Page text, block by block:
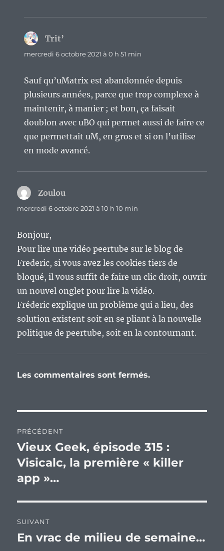
Trit’
mercredi 6 octobre 2021 à 0 h 51 min
Sauf qu’uMatrix est abandonnée depuis
plusieurs années, parce que trop complexe à
maintenir, à manier ; et bon, ça faisait
doublon avec uBO qui permet aussi de faire ce
que permettait uM, en gros et si on l’utilise
en mode avancé.
Zoulou
mercredi 6 octobre 2021 à 10 h 10 min
Bonjour,
Pour lire une vidéo peertube sur le blog de
Frederic, si vous avez les cookies tiers de
bloqué, il vous suffit de faire un clic droit, ouvrir
un nouvel onglet pour lire la vidéo.
Fréderic explique un problème qui a lieu, des
solution existent soit en se pliant à la nouvelle
politique de peertube, soit en la contournant.
Les commentaires sont fermés.
de
l’article
PRÉCÉDENT
Publication
précédente :
Vieux Geek, épisode 315 :
Visicalc, la première « killer
app »…
SUIVANT
Publication
En vrac de milieu de semaine…